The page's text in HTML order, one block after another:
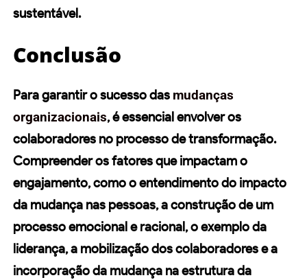
sustentável.
Conclusão
Para garantir o sucesso das mudanças
organizacionais, é essencial envolver os
colaboradores no processo de transformação.
Compreender os fatores que impactam o
engajamento, como o entendimento do impacto
da mudança nas pessoas, a construção de um
processo emocional e racional, o exemplo da
liderança, a mobilização dos colaboradores e a
incorporação da mudança na estrutura da